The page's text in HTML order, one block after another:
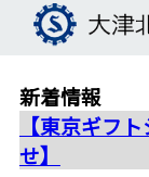
新着情報
【東京ギフ
せ】